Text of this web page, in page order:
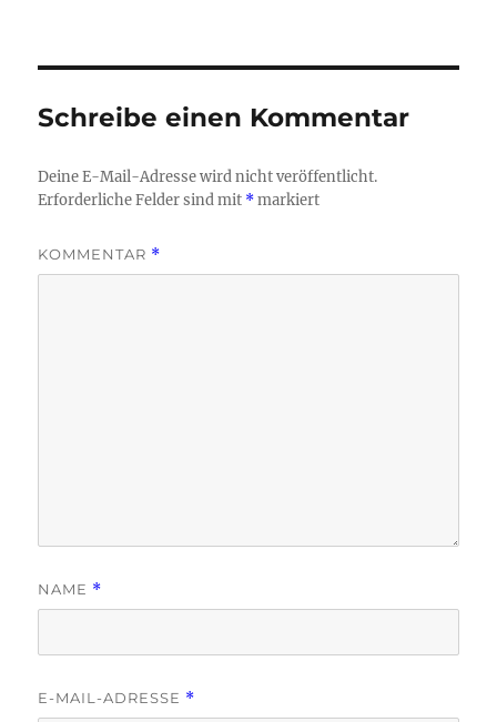
Schreibe einen Kommentar
Deine E-Mail-Adresse wird nicht veröffentlicht.
Erforderliche Felder sind mit *markiert
KOMMENTAR *
NAME *
E-MAIL-ADRESSE *